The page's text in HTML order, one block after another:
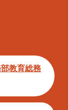
教育総務